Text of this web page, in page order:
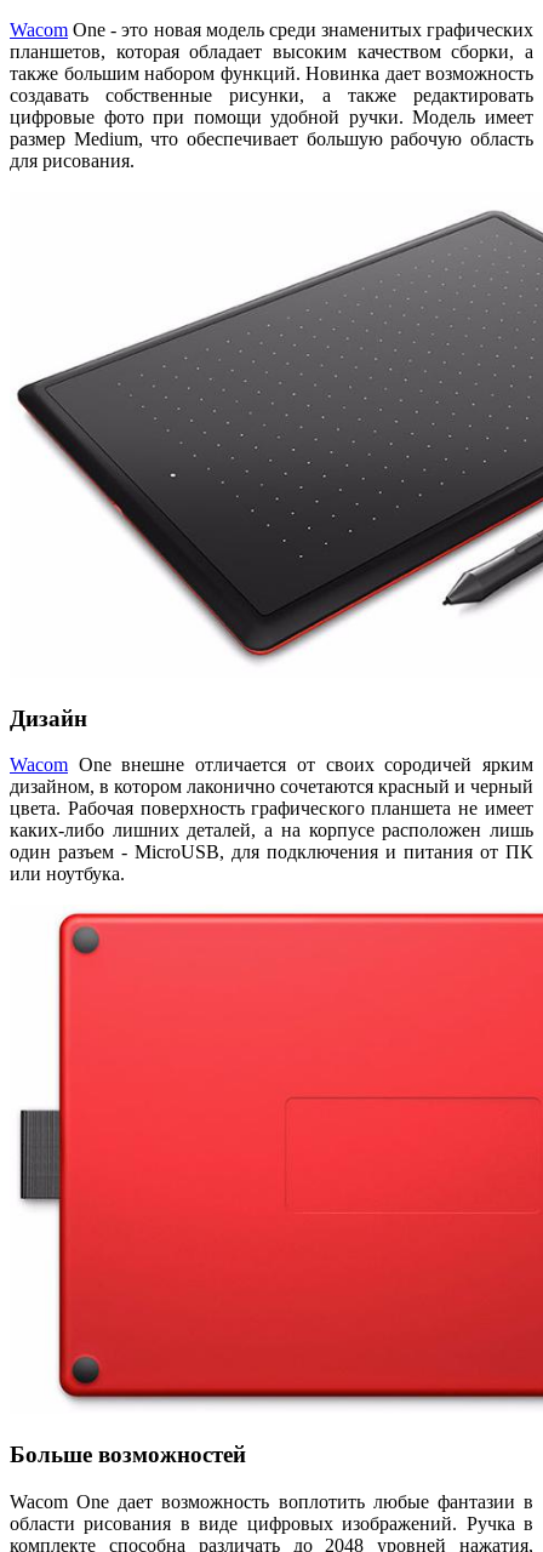
Wacom One - это новая модель среди знаменитых графических
планшетов, которая обладает высоким качеством сборки, а
также большим набором функций. Новинка дает возможность
создавать собственные рисунки, а также редактировать
цифровые фото при помощи удобной ручки. Модель имеет
размер Medium, что обеспечивает большую рабочую область
для рисования.
Дизайн
Wacom One внешне отличается от своих сородичей ярким
дизайном, в котором лаконично сочетаются красный и черный
цвета. Рабочая поверхность графического планшета не имеет
каких-либо лишних деталей, а на корпусе расположен лишь
один разъем - MicroUSB, для подключения и питания от ПК
или ноутбука.
Больше возможностей
Wacom One дает возможность воплотить любые фантазии в
области рисования в виде цифровых изображений. Ручка в
комплекте способна различать до 2048 уровней нажатия,